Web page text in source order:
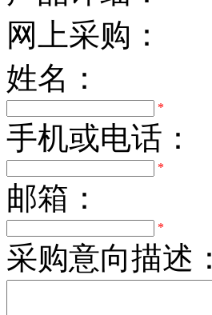
网上采购：
姓名：
*
手机或电话：
*
邮箱：
*
采购意向描述：